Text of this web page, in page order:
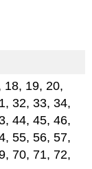
18, 19, 20,
32, 33, 34,
44, 45, 46,
55, 56, 57,
70, 71, 72,